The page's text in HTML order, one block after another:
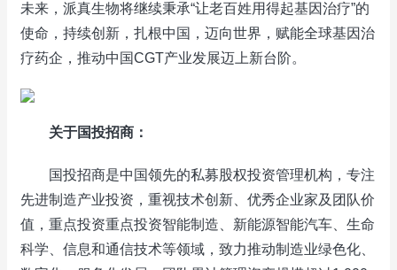
未来，派真生物将继续秉承“让老百姓用得起基因治疗”的
使命，持续创新，扎根中国，迈向世界，赋能全球基因治
疗药企，推动中国CGT产业发展迈上新台阶。
关于国投招商：
国投招商是中国领先的私募股权投资管理机构，专注
先进制造产业投资，重视技术创新、优秀企业家及团队价
值，重点投资重点投资智能制造、新能源智能汽车、生命
科学、信息和通信技术等领域，致力推动制造业绿色化、